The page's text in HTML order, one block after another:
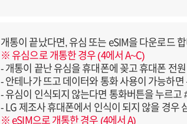
개통이 끝났다면, 유심 또는 eSIM을 다운로드 합
※ 유심으로 개통한 경우 (4에서 A~C)
- 개통이 끝난 유심을 휴대폰에 꽂고 휴대폰 전
- 안테나가 뜨고 데이터와 통화 사용이 가능하
- 유심이 인식되지 않는다면 통화버튼을 누르고
- LG 제조사 휴대폰에서 인식이 되지 않을 경우
※ eSIM으로 개통한 경우 (4에서 A)